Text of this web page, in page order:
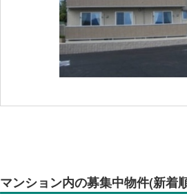
マンション内の募集中物件(新着